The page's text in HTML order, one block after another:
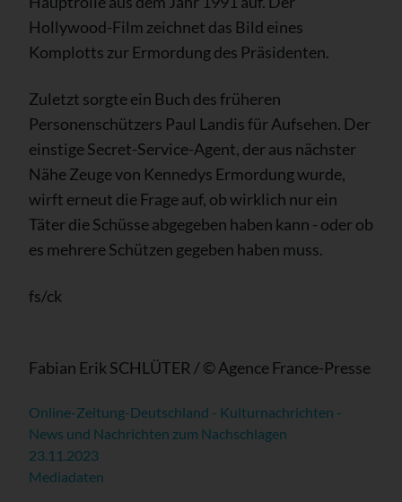
Hollywood-Film zeichnet das Bild eines
Komplotts zur Ermordung des Präsidenten.
Zuletzt sorgte ein Buch des früheren
Personenschützers Paul Landis für Aufsehen. Der
einstige Secret-Service-Agent, der aus nächster
Nähe Zeuge von Kennedys Ermordung wurde,
wirft erneut die Frage auf, ob wirklich nur ein
Täter die Schüsse abgegeben haben kann - oder ob
es mehrere Schützen gegeben haben muss.
fs/ck
Fabian Erik SCHLÜTER / © Agence France-Presse
Online-Zeitung-Deutschland - Kulturnachrichten -
News und Nachrichten zum Nachschlagen
23.11.2023
Mediadaten